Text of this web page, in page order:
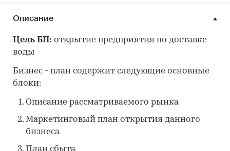
Описание
Цель БП: открытие предприятия по доставке
воды
Бизнес - план содержит следующие основные
блоки:
Описание рассматриваемого рынка
Маркетинговый план открытия данного
бизнеса